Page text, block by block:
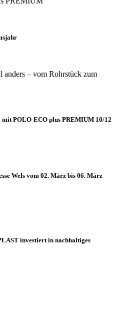
anders – vom Rohrstück zum
POLO-ECO plus PREMIUM 10/12
Wels vom 02. März bis 06. März
investiert in nachhaltiges